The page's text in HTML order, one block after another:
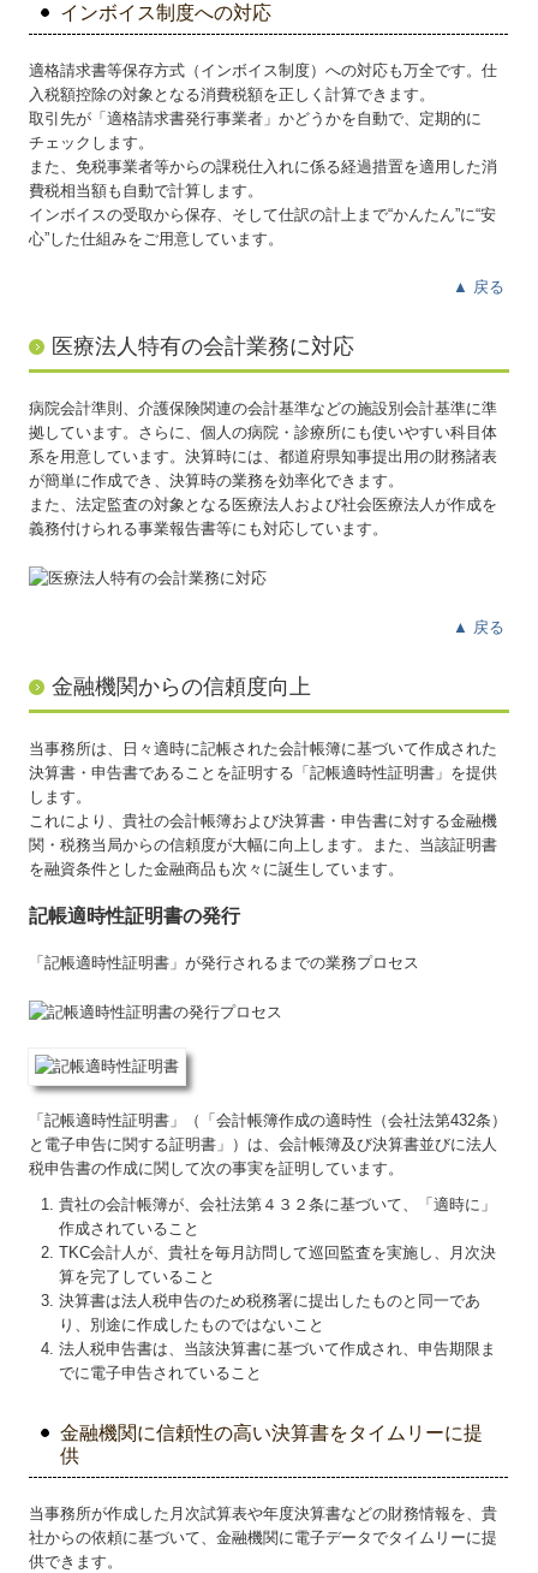
インボイス制度への対応
適格請求書等保存方式（インボイス制度）への対応も万全です。仕
入税額控除の対象となる消費税額を正しく計算できます。
取引先が「適格請求書発行事業者」かどうかを自動で、定期的に
チェックします。
また、免税事業者等からの課税仕入れに係る経過措置を適用した消
費税相当額も自動で計算します。
インボイスの受取から保存、そして仕訳の計上まで“かんたん”に“安
心”した仕組みをご用意しています。
▲ 戻る
医療法人特有の会計業務に対応
病院会計準則、介護保険関連の会計基準などの施設別会計基準に準
拠しています。さらに、個人の病院・診療所にも使いやすい科目体
系を用意しています。決算時には、都道府県知事提出用の財務諸表
が簡単に作成でき、決算時の業務を効率化できます。
また、法定監査の対象となる医療法人および社会医療法人が作成を
義務付けられる事業報告書等にも対応しています。
▲ 戻る
金融機関からの信頼度向上
当事務所は、日々適時に記帳された会計帳簿に基づいて作成された
決算書・申告書であることを証明する「記帳適時性証明書」を提供
します。
これにより、貴社の会計帳簿および決算書・申告書に対する金融機
関・税務当局からの信頼度が大幅に向上します。また、当該証明書
を融資条件とした金融商品も次々に誕生しています。
記帳適時性証明書の発行
「記帳適時性証明書」が発行されるまでの業務プロセス
「記帳適時性証明書」（「会計帳簿作成の適時性（会社法第432条）
と電子申告に関する証明書」）は、会計帳簿及び決算書並びに法人
税申告書の作成に関して次の事実を証明しています。
貴社の会計帳簿が、会社法第４３２条に基づいて、「適時に」
作成されていること
TKC会計人が、貴社を毎月訪問して巡回監査を実施し、月次決
算を完了していること
決算書は法人税申告のため税務署に提出したものと同一であ
り、別途に作成したものではないこと
法人税申告書は、当該決算書に基づいて作成され、申告期限ま
でに電子申告されていること
金融機関に信頼性の高い決算書をタイムリーに提
供
当事務所が作成した月次試算表や年度決算書などの財務情報を、貴
社からの依頼に基づいて、金融機関に電子データでタイムリーに提
供できます。